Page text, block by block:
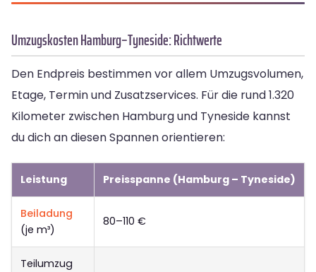
Umzugskosten Hamburg–Tyneside: Richtwerte
Den Endpreis bestimmen vor allem Umzugsvolumen,
Etage, Termin und Zusatzservices. Für die rund 1.320
Kilometer zwischen Hamburg und Tyneside kannst
du dich an diesen Spannen orientieren:
Leistung Preisspanne (Hamburg – Tyneside)
Beiladung
(je m³)
80–110 €
Teilumzug